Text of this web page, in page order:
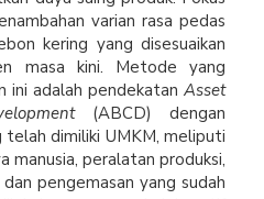
varian rasa pedas
kering yang disesuaikan
masa kini. Metode yang
ini adalah pendekatan Asset
(ABCD) dengan
dimiliki UMKM, meliputi
manusia, peralatan produksi,
pengemasan yang sudah